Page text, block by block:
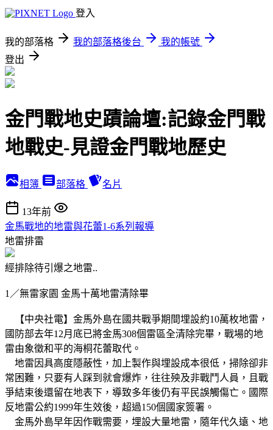
登入
我的部落格 我的部落格後台
我的帳號
登出
金門戰地史蹟論壇:記錄金門戰
地戰史-見證金門戰地歷史
相簿 部落格 名片
13年前
金馬戰地的地雷與花蕾1-6系列報導
地雷排雷
經排除待引爆之地雷..
1／無雷家園 金馬十萬地雷清除畢
【中央社電】金馬外島在國共戰爭期間埋設約10萬枚地雷，
國防部去年12月底已將金馬308個雷區全清除完畢，戰場的地
雷由象徵和平的海桐花蕾取代。
地雷因具高度隱蔽性，加上製作與埋設成本很低，掃除卻非
常困難，只要有人踩到就會爆炸，往往殃及非戰鬥人員，且戰
爭結束後還留在地表下，導致多年後仍有平民誤觸傷亡。國際
反地雷公約1999年生效後，超過150個國家簽署。
金馬外島早年因作戰需要，埋設大量地雷，隨年代久遠、地